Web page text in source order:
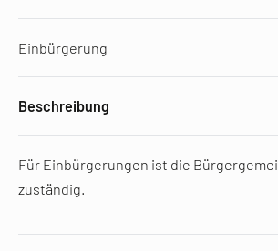
Einbürgerung
Beschreibung
Für Einbürgerungen ist die
zuständig.